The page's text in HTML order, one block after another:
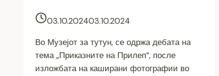
03.10.202403.10.2024
Во Музејот за тутун, се одржа дебата на
тема „Приказните на Прилеп“, после
изложбата на каширани фотографии во